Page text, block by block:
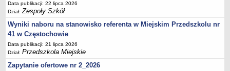
Data publikacji: 22 lipca 2026
Dział:Zespoły Szkół
Wyniki naboru na stanowisko referenta w Miejskim Przedszkolu nr
41 w Częstochowie
Data publikacji: 21 lipca 2026
Dział:Przedszkola Miejskie
Zapytanie ofertowe nr 2_2026